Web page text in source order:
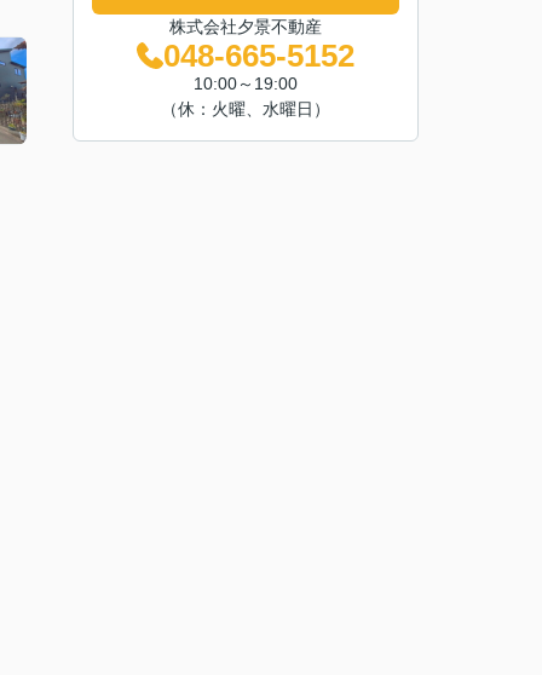
株式会社夕景不動産
048-665-5152
10:00～19:00
（休：火曜、水曜日）